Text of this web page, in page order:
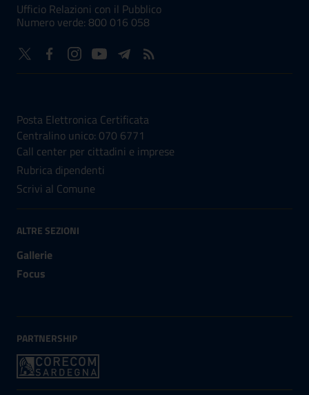
Ufficio Relazioni con il Pubblico
Numero verde: 800 016 058
Posta Elettronica Certificata
Centralino unico: 070 6771
Call center per cittadini e imprese
Rubrica dipendenti
Scrivi al Comune
ALTRE SEZIONI
Gallerie
Focus
PARTNERSHIP